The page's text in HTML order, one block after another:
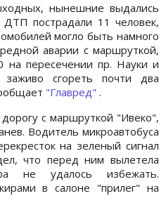
нынешние выдались
пострадали 11 человек,
могло быть намного
аварии с маршруткой,
на пересечении пр. Науки и
сгореть почти два
"Главред" .
с маршруткой "Ивеко",
Водитель микроавтобуса
на зеленый сигнал
что перед ним вылетела
не удалось избежать.
в салоне "прилег" на